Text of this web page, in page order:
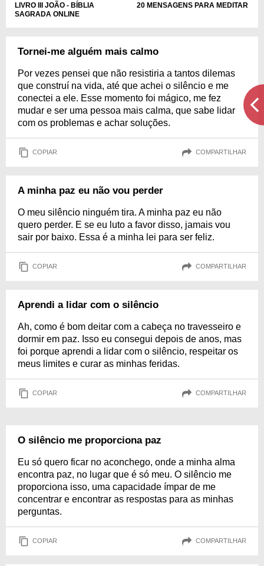
LIVRO III JOÃO - BÍBLIA
SAGRADA ONLINE
20 MENSAGENS PARA MEDITAR
Tornei-me alguém mais calmo
Por vezes pensei que não resistiria a tantos dilemas
que construí na vida, até que achei o silêncio e me
conectei a ele. Esse momento foi mágico, me fez
mudar e ser uma pessoa mais calma, que sabe lidar
com os problemas e achar soluções.
COPIAR COMPARTILHAR
A minha paz eu não vou perder
O meu silêncio ninguém tira. A minha paz eu não
quero perder. E se eu luto a favor disso, jamais vou
sair por baixo. Essa é a minha lei para ser feliz.
COPIAR COMPARTILHAR
Aprendi a lidar com o silêncio
Ah, como é bom deitar com a cabeça no travesseiro e
dormir em paz. Isso eu consegui depois de anos, mas
foi porque aprendi a lidar com o silêncio, respeitar os
meus limites e curar as minhas feridas.
COPIAR COMPARTILHAR
O silêncio me proporciona paz
Eu só quero ficar no aconchego, onde a minha alma
encontra paz, no lugar que é só meu. O silêncio me
proporciona isso, uma capacidade ímpar de me
concentrar e encontrar as respostas para as minhas
perguntas.
COPIAR COMPARTILHAR